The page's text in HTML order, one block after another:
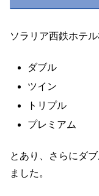
ソラリア西鉄ホテ
ダブル
ツイン
トリプル
プレミアム
とあり、さらにダ
ました。